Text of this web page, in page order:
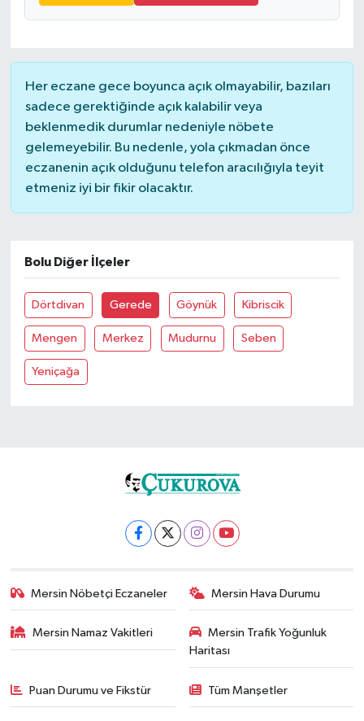
Her eczane gece boyunca açık olmayabilir, bazıları
sadece gerektiğinde açık kalabilir veya
beklenmedik durumlar nedeniyle nöbete
gelemeyebilir. Bu nedenle, yola çıkmadan önce
eczanenin açık olduğunu telefon aracılığıyla teyit
etmeniz iyi bir fikir olacaktır.
Bolu Diğer İlçeler
Dörtdivan Gerede Göynük Kibriscik
Mengen Merkez Mudurnu Seben
Yeniçağa
Mersin Nöbetçi Eczaneler Mersin Hava Durumu
Mersin Namaz Vakitleri
Mersin Trafik Yoğunluk
Haritası
Puan Durumu ve Fikstür Tüm Manşetler